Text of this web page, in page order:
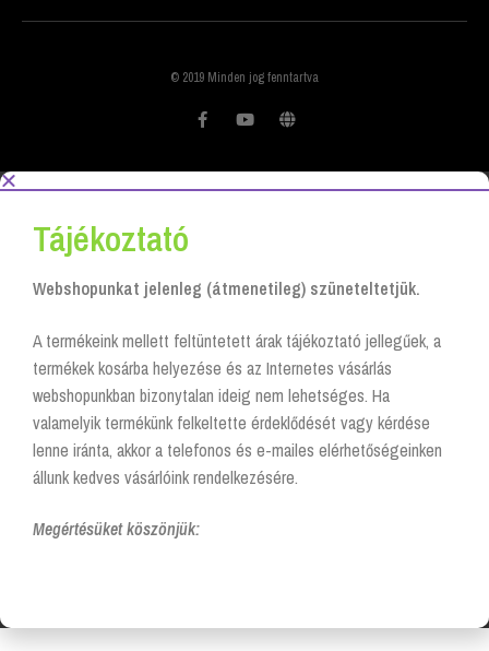
© 2019 Minden jog fenntartva
Tájékoztató
Webshopunkat jelenleg (átmenetileg) szüneteltetjük.
A termékeink mellett feltüntetett árak tájékoztató jellegűek, a
termékek kosárba helyezése és az Internetes vásárlás
webshopunkban bizonytalan ideig nem lehetséges. Ha
valamelyik termékünk felkeltette érdeklődését vagy kérdése
lenne iránta, akkor a telefonos és e-mailes elérhetőségeinken
állunk kedves vásárlóink rendelkezésére.
Megértésüket köszönjük: